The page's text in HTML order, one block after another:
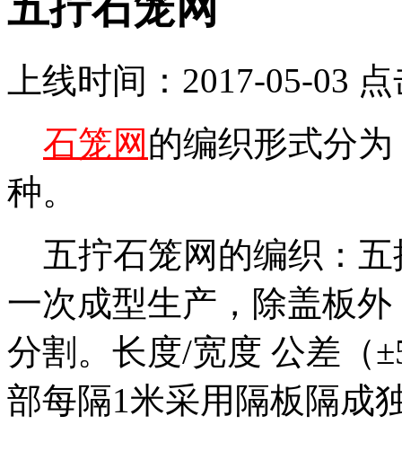
上线时间：2017-05-03
石笼网 的编织形式分
种。
五拧石笼网的编织：五
一次成型生产，除盖板
分割。长度/宽度 公差（
部每隔1米采用隔板隔成